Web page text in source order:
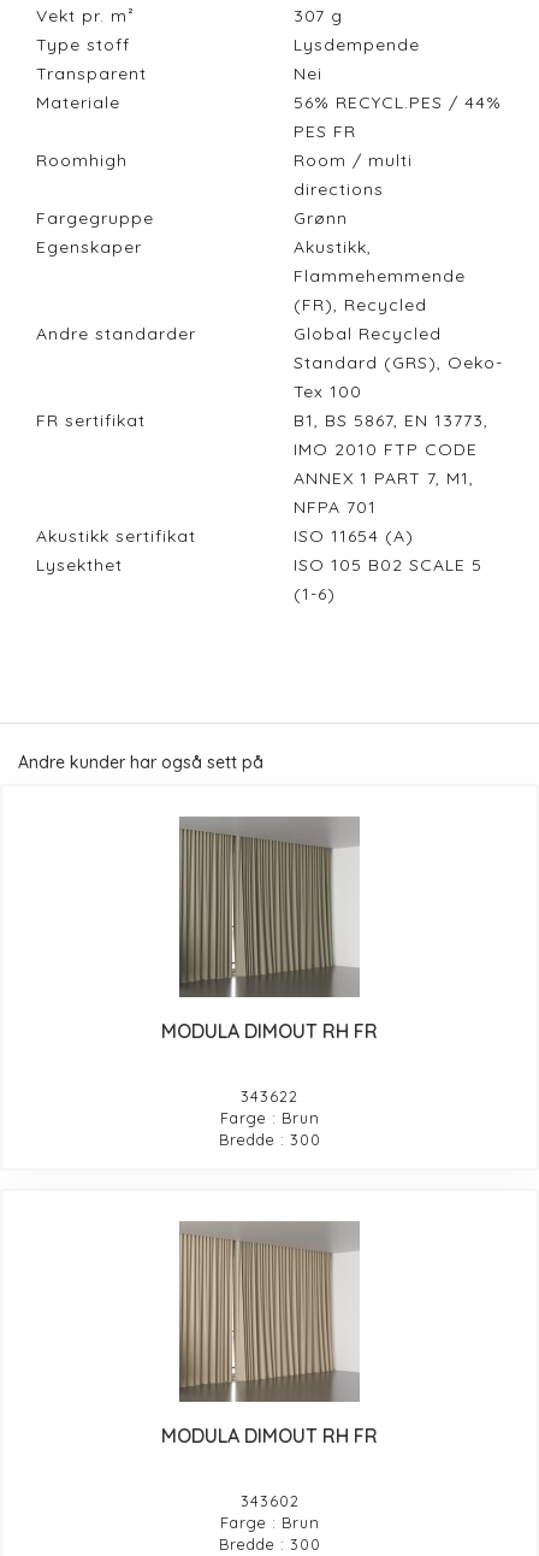
Vekt pr. m²
307 g
Type stoff
Lysdempende
Transparent
Nei
Materiale
56% RECYCL.PES / 44%
PES FR
Roomhigh
Room / multi
directions
Fargegruppe
Grønn
Egenskaper
Akustikk,
Flammehemmende
(FR), Recycled
Andre standarder
Global Recycled
Standard (GRS), Oeko-
Tex 100
FR sertifikat
B1, BS 5867, EN 13773,
IMO 2010 FTP CODE
ANNEX 1 PART 7, M1,
NFPA 701
Akustikk sertifikat
ISO 11654 (A)
Lysekthet
ISO 105 B02 SCALE 5
(1-6)
Andre kunder har også sett på
MODULA DIMOUT RH FR
343622
Farge : Brun
Bredde : 300
MODULA DIMOUT RH FR
343602
Farge : Brun
Bredde : 300